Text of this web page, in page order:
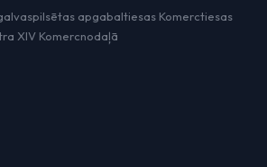
apgabaltiesas Komerctiesas
XIV Komercnodaļā